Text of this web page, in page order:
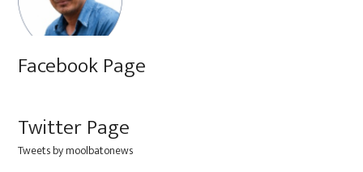
Facebook Page
Twitter Page
Tweets by moolbatonews